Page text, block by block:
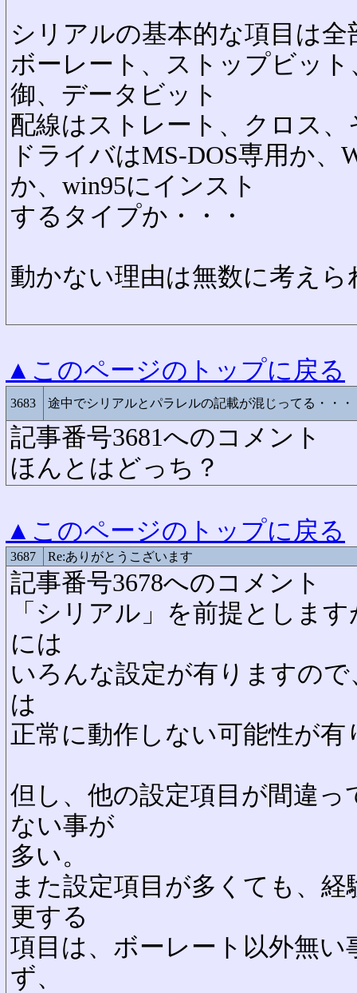
シリアルの基本的な項目は全
ボーレート、ストップビッ
御、データビット
配線はストレート、クロス
ドライバはMS-DOS専用か、
か、win95にインスト
するタイプか・・・
動かない理由は無数に考え
▲このページのトップに戻る
3683 途中でシリアルとパラレルの記載が混じってる・・・
記事番号3681へのコメント
ほんとはどっち？
▲このページのトップに戻る
3687 Re:ありがとうこざいます
記事番号3678へのコメント
「シリアル」を前提としま
には
いろんな設定が有りますの
は
正常に動作しない可能性が有
但し、他の設定項目が間違
ない事が
多い。
また設定項目が多くても、
更する
項目は、ボーレート以外無
ず、